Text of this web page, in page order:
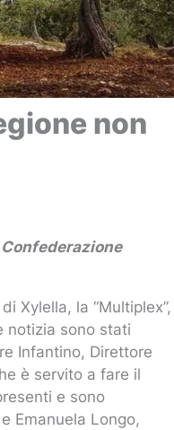
non
Xylella, la “Multiplex”,
notizia sono stati
Infantino, Direttore
è servito a fare il
e sono
Emanuela Longo,